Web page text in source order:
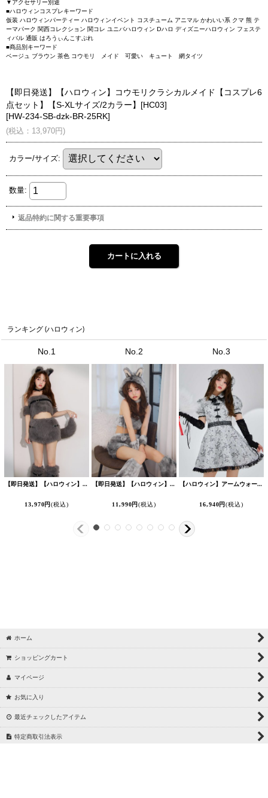
▼アクセサリー別途
■ハロウィンコスプレキーワード
仮装 ハロウィンパーティー ハロウィンイベント コスチューム アニマル かわいい系 クマ 熊 テ
ーマパーク 関西コレクション 関コレ ユニバハロウィン Dハロ ディズニーハロウィン フェステ
ィバル 通販 はろうぃんこすぷれ
■商品別キーワード
ベージュ ブラウン 茶色 コウモリ メイド 可愛い キュート 網タイツ
ランキング (ハロウィン)
No.1
【即日発送】【ハロウィン】ファーウルフ/ 狼 オオカミセットアップ【コスプレ6点セット】【XS-Mサイズ/1カラー】[HC03]吉木千沙都（ちぃぽぽ）着用
13,970円(税込)
No.2
【即日発送】【ハロウィン】パステルもこもこバニー【コスプレ7点セット】【フリーサイズ/6カラー】[HC03]吉木千沙都（ちぃぽぽ）着用
11,990円(税込)
No.3
【ハロウィン】アームウォーマー付きフレアスカートチャイナ 【コスプレ5点セット】 【S-XLサイズ/4カラー】[HC03]吉木千沙都（ちぃぽぽ）着用
16,940円(税込)
ホーム
ショッピングカート
マイページ
お気に入り
最近チェックしたアイテム
特定商取引法表示